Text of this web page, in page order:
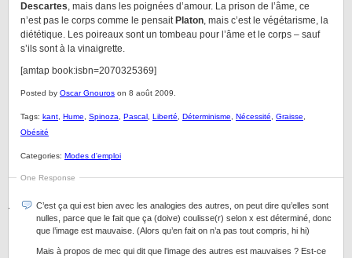
Descartes, mais dans les poignées d’amour. La prison de l’âme, ce
n’est pas le corps comme le pensait Platon, mais c’est le végétarisme, la
diététique. Les poireaux sont un tombeau pour l’âme et le corps – sauf
s’ils sont à la vinaigrette.
[amtap book:isbn=2070325369]
Posted by Oscar Gnouros on 8 août 2009.
Tags: kant Hume Spinoza Pascal Liberté Déterminisme Nécessité Graisse
Obésité
Categories: Modes d'emploi
One Response
C’est ça qui est bien avec les analogies des autres, on peut dire qu’elles sont
nulles, parce que le fait que ça (doive) coulisse(r) selon x est déterminé, donc
que l’image est mauvaise. (Alors qu’en fait on n’a pas tout compris, hi hi)
Mais à propos de mec qui dit que l’image des autres est mauvaises ? Est-ce